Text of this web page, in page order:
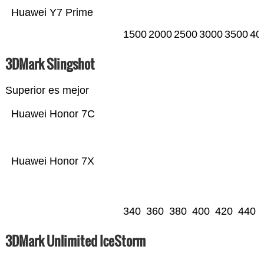
Huawei Y7 Prime
15002000250030003500
3DMark Slingshot
Superior es mejor
Huawei Honor 7X
Huawei Honor 7C
340 360 380 400 420 440
3DMark Unlimited IceStorm